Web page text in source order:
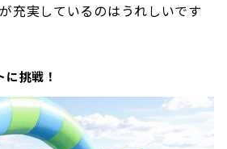
充実しているのはうれしいです
挑戦！